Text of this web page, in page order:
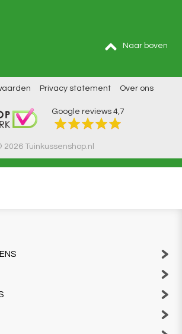
Naar boven
Privacy statement Over ons
Google reviews 4,7
2026 Tuinkussenshop.nl